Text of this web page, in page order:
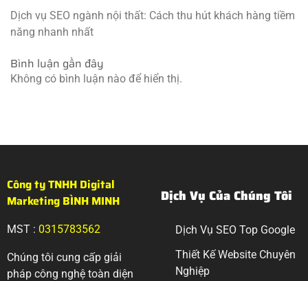
Dịch vụ SEO ngành nội thất: Cách thu hút khách hàng tiềm
năng nhanh nhất
Bình luận gần đây
Không có bình luận nào để hiển thị.
Công ty TNHH Digital
Marketing BÌNH MINH
MST : 0315783562
Chúng tôi cung cấp giải
pháp công nghệ toàn diện
Dịch Vụ Của Chúng Tôi
Dịch Vụ SEO Top Google
Thiết Kế Website Chuyên
Nghiệp